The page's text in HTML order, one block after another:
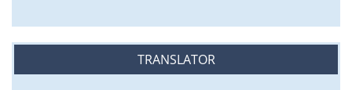
TRANSLATOR